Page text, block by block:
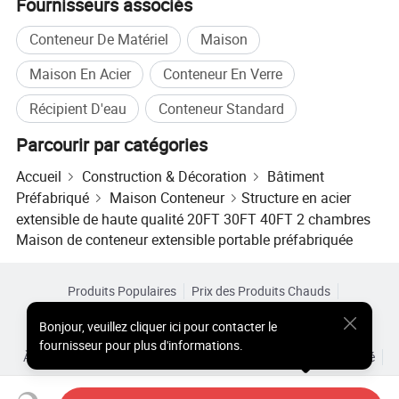
Conteneur De Matériel
Maison
Maison En Acier
Conteneur En Verre
Récipient D'eau
Conteneur Standard
Parcourir par catégories
Accueil Construction & Décoration
Bâtiment
Préfabriqué
Maison Conteneur
Structure en acier
extensible de haute qualité 20FT 30FT 40FT 2 chambres
Maison de conteneur extensible portable préfabriquée
Bonjour,veuillez cliquer ici pour contacter le
fournisseur pour plus d'informations.
Produits Populaires
Prix des Produits Chauds
Aperçus
À Propos de
Accord d’Utilisateur
Politique de Confidentialité
Contact